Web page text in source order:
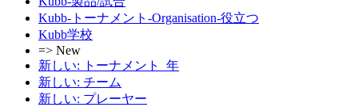
Kubb-トーナメント-Organisation-役立つ
Kubb学校
=> New
新しい: トーナメント_年
新しい: チーム
新しい: プレーヤー